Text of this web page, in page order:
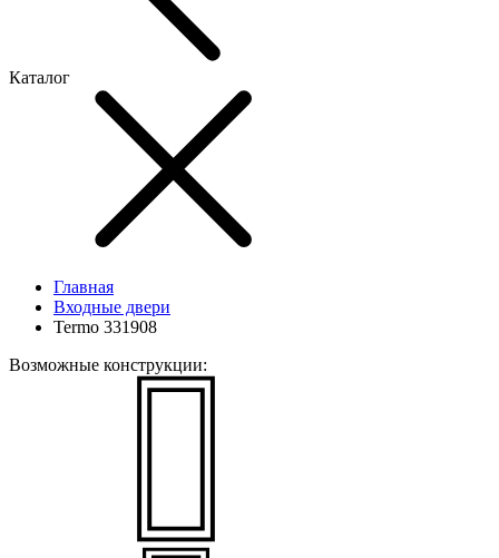
Каталог
Главная
Входные двери
Termo 331908
Возможные конструкции: